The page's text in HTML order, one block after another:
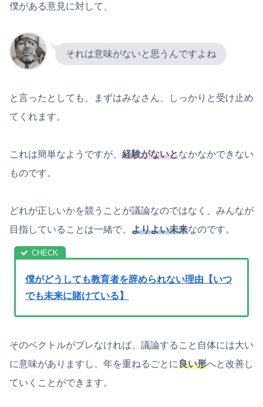
僕がある意見に対して、
それは意味がないと思うんですよね
と言ったとしても、まずはみなさん、しっかりと受け止め
てくれます。
これは簡単なようですが、 経験がないとなかなかできない
ものです。
どれが正しいかを競うことが議論なのではなく、みんなが
目指していることは一緒で、 よりよい未来なのです。
僕がどうしても教育者を辞められない理由【いつ
でも未来に賭けている】
そのベクトルがブレなければ、議論すること自体には大い
に意味がありますし、年を重ねるごとに良い形へと改善し
ていくことができます。